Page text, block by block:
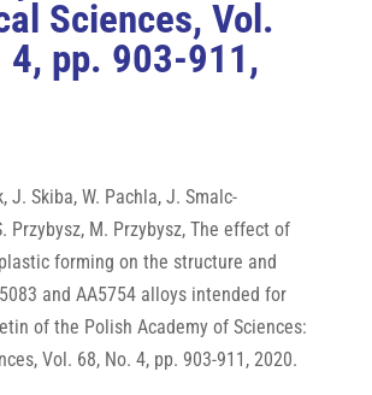
Sciences, Vol.
4, pp. 903-911,
J. Skiba, W. Pachla, J. Smalc-
Przybysz, M. Przybysz, The effect of
forming on the structure and
and AA5754 alloys intended for
of the Polish Academy of Sciences:
Vol. 68, No. 4, pp. 903-911, 2020.